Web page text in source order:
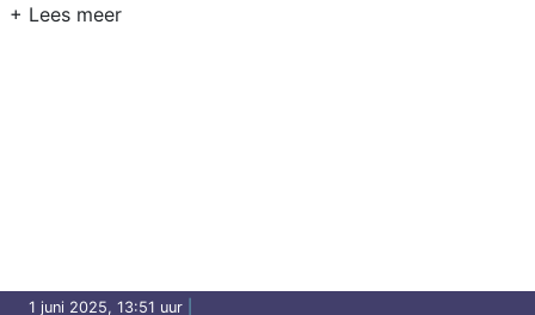
1 juni 2025, 13:51 uur